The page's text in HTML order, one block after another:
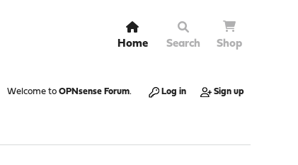
Home Search Shop
Welcome to OPNsense Forum. Log in Sign up